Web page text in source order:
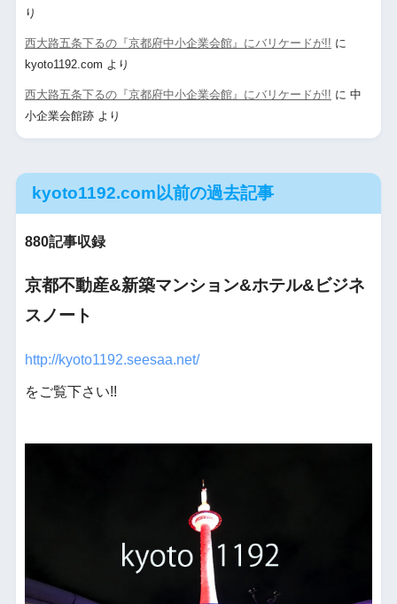
り
西大路五条下るの『京都府中小企業会館』にバリケードが!! に
kyoto1192.com より
西大路五条下るの『京都府中小企業会館』にバリケードが!! に 中
小企業会館跡より
kyoto1192.com以前の過去記事
880記事収録
京都不動産&新築マンション&ホテル&ビジネ
スノート
http://kyoto1192.seesaa.net/
をご覧下さい!!